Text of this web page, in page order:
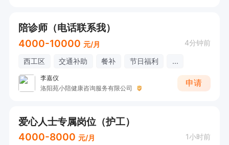
陪诊师（电话联系我）
4000-10000 元/月 4分钟前
西工区 交通补助 餐补 节日福利 ...
李嘉仪
洛阳苑小陪健康咨询服务有限公司
申请
爱心人士专属岗位（护工）
4000-8000 元/月 1小时前